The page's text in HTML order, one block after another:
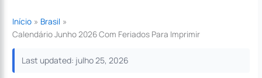
Início
Brasil
Calendário Junho 2026 Com Feriados Para Imprimir
Last updated: julho 25, 2026